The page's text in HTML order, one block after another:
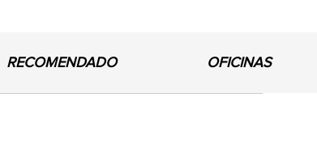
RECOMENDADO OFICINAS